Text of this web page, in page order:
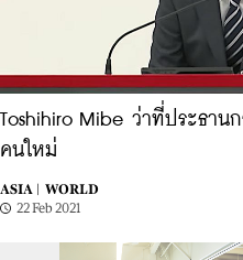
Toshihiro Mibe ว่าที่ประธาน
คนใหม่
ASIA |
WORLD
22 Feb 2021